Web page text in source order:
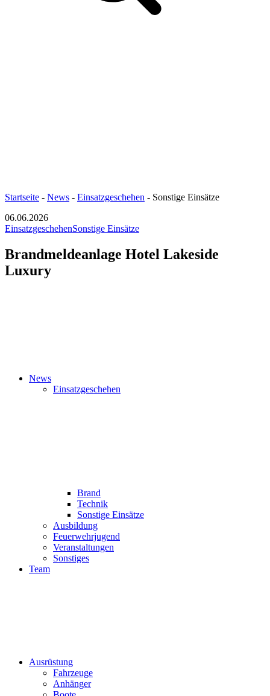
Startseite - News - Einsatzgeschehen - Sonstige Einsätze
06.06.2026
EinsatzgeschehenSonstige Einsätze
Brandmeldeanlage Hotel Lakeside
Luxury
News
Einsatzgeschehen
Brand
Technik
Sonstige Einsätze
Ausbildung
Feuerwehrjugend
Veranstaltungen
Sonstiges
Team
Ausrüstung
Fahrzeuge
Anhänger